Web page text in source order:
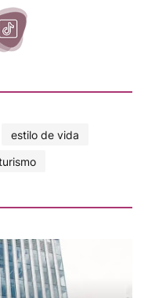
estilo de vida